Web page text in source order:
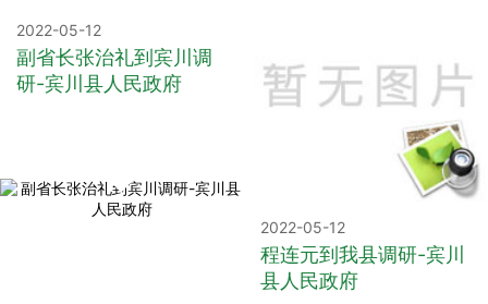
2022-05-12
副省长张治礼到宾川调
研-宾川县人民政府
2022-05-12
程连元到我县调研-宾川
县人民政府